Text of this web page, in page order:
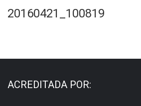
20160421_100819
ACREDITADA POR: